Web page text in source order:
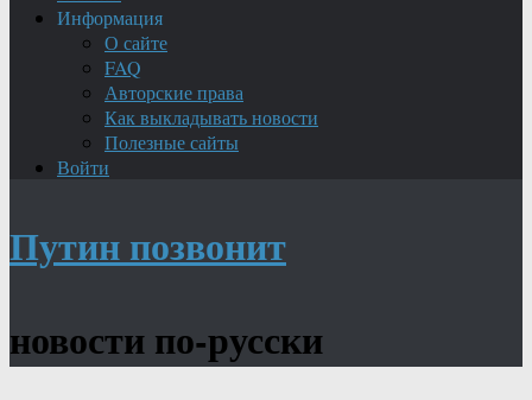
Информация
О сайте
FAQ
Авторские права
Как выкладывать новости
Полезные сайты
Войти
Путин позвонит
новости по-русски